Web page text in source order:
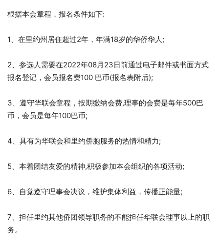
根据本会章程，报名条件如下:
1、在里约州居住超过2年，年满18岁的华侨华人;
2、参选人需要在2022年08月23日前通过电子邮件或书面方式
报名登记，会员报名费100 巴币(报名表附后);
3、遵守华联会章程，按期缴纳会费,理事的会费是每年500巴
币，会员是每年100巴币;
4、具有为华联会和里约侨胞服务的热情和精力;
5、本着团结友爱的精神,积极参加本会组织的各项活动;
6、自觉遵守理事会决议，维护集体利益，传播正能量;
7、担任里约其他侨团领导职务的不能担任华联会理事以上的职
务。